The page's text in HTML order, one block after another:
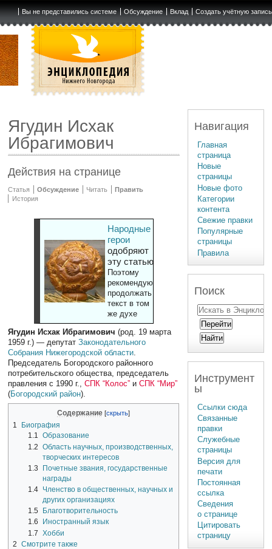
Вы не представились системе Обсуждение Вклад Создать учётную запись
Ягудин Исхак
Ибрагимович
Действия на странице
Статья Обсуждение Читать
Править
История
Народные
герои
одобряют
эту статью
Поэтому
рекомендуют
продолжать
текст в том
же духе
Ягудин Исхак Ибрагимович (род. 19 марта
1959 г.) — депутатЗаконодательного
Собрания Нижегородской области.
Председатель Богородского районного
потребительского общества, председатель
правления с 1990 г.,СПК “Колос” иСПК “Мир”
(Богородский район).
Содержание
1
Биография
1.1 Образование
1.2 Область научных, производственных,
творческих интересов
1.3
Почетные звания, государственные
награды
1.4 Членство в общественных, научных и
других организациях
1.5
Благотворительность
1.6
Иностранный язык
1.7 Хобби
2
Смотрите также
Навигация
Главная
страница
Новые
страницы
Новые фото
Категории
контента
Свежие правки
Популярные
страницы
Правила
Поиск
Инструмент
ы
Ссылки сюда
Связанные
правки
Служебные
страницы
Версия для
печати
Постоянная
ссылка
Сведения
о странице
Цитировать
страницу